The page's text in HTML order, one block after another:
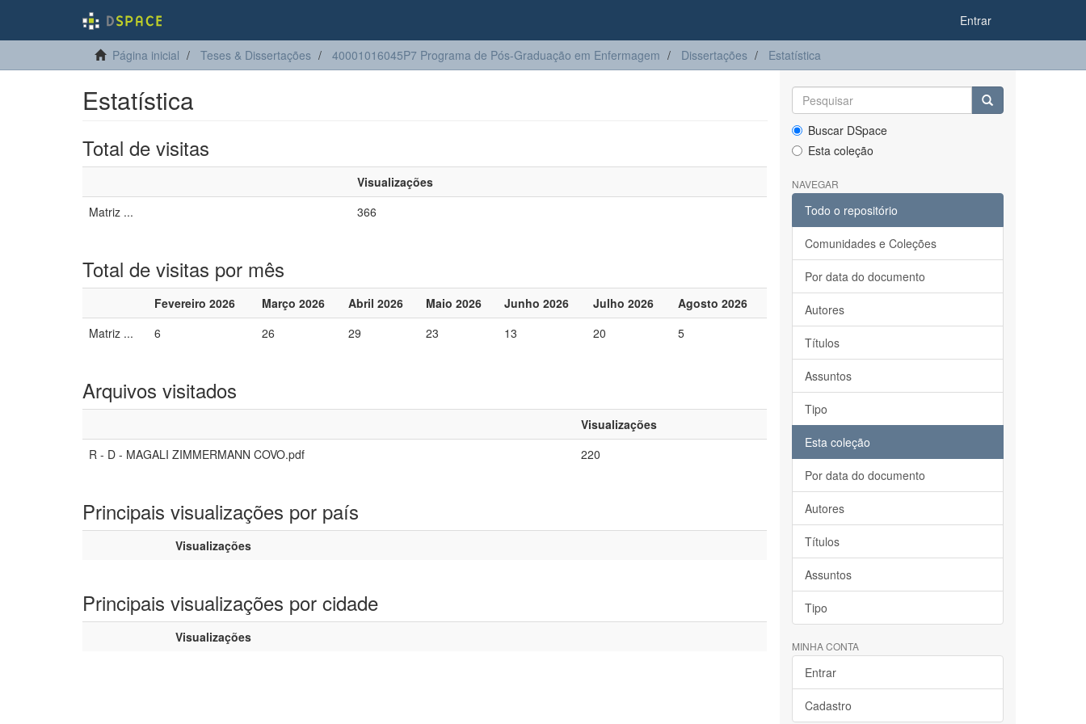
Entrar
Página inicial Teses & Dissertações 40001016045P7 Programa de Pós-Graduação em Enfermagem Dissertações Estatística
Estatística
Total de visitas
Visualizações
Matriz ...
366
Total de visitas por mês
Fevereiro 2026 Março 2026 Abril 2026 Maio 2026 Junho 2026 Julho 2026
Agosto 2026
Matriz ...
6 26 29 23 13 20 5
Arquivos visitados
Visualizações
R - D - MAGALI ZIMMERMANN COVO.pdf
220
Principais visualizações por país
Visualizações
Principais visualizações por cidade
Visualizações
Buscar DSpace
Esta coleção
NAVEGAR
Todo o repositório
Comunidades e Coleções
Por data do documento
Autores
Títulos
Assuntos
Tipo
Esta coleção
Por data do documento
Autores
Títulos
Assuntos
Tipo
MINHA CONTA
Entrar
Cadastro